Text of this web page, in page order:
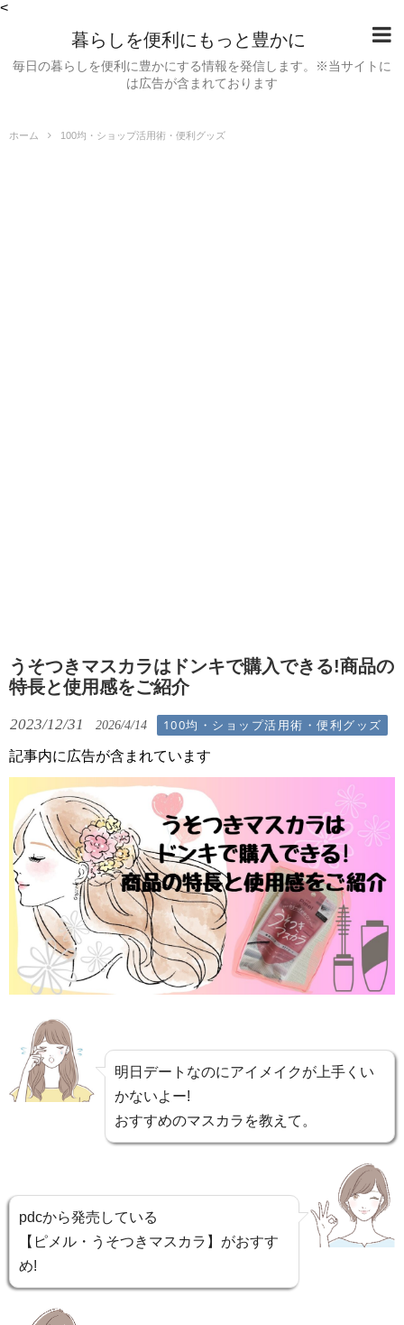
<
暮らしを便利にもっと豊かに
毎日の暮らしを便利に豊かにする情報を発信します。※当サイトに
は広告が含まれております
ホーム 100均・ショップ活用術・便利グッズ
うそつきマスカラはドンキで購入できる!商品の
特長と使用感をご紹介
2023/12/31 2026/4/14 100均・ショップ活用術・便利グッズ
記事内に広告が含まれています
明日デートなのにアイメイクが上手くい
かないよー!
おすすめのマスカラを教えて。
pdcから発売している
【ピメル・うそつきマスカラ】がおすす
め!